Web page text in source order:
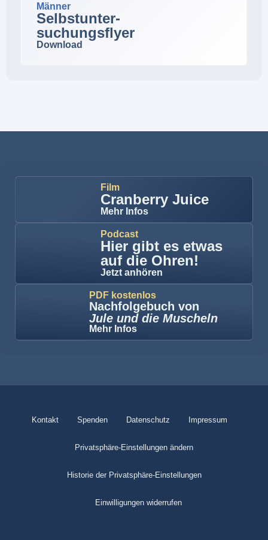
Männer
Selbstunter-
suchungsflyer
Download
Film
Cranberry Juice
Mehr Infos
Podcast
Hier gibt es etwas
auf die Ohren!
Jetzt anhören
PDF kostenlos
Nachfolgebuch von
Jule und die Muscheln
Mehr Infos
Kontakt Spenden Datenschutz Impressum
Privatsphäre-Einstellungen ändern
Historie der Privatsphäre-Einstellungen
Einwilligungen widerrufen